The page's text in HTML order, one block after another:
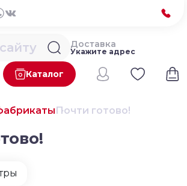
Каталог
Доставка
Укажите адрес
Почти готово!